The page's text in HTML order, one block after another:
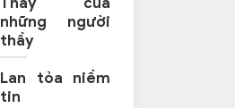
những người
thầy
Lan tỏa niềm
tin